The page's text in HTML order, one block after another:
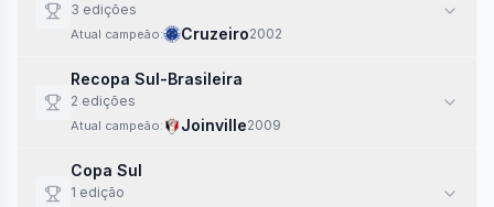
3 edições
Atual campeão: Cruzeiro2002
Recopa Sul-Brasileira
2 edições
Atual campeão: Joinville2009
Copa Sul
1 edição